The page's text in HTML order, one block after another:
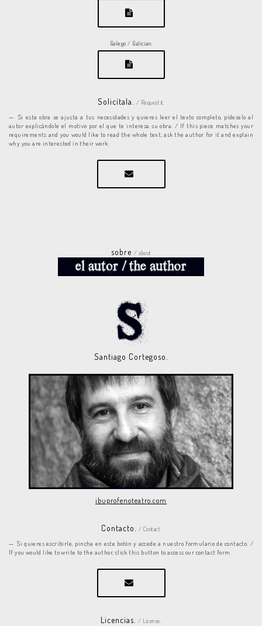
Galego / Galician.
Solicítala. / Request it.
Si esta obra se ajusta a tus necesidades y quieres leer el texto completo, pídeselo al
autor explicándole el motivo por el que te interesa su obra. / If this piece matches your
requirements and you would like to read the whole text, ask the author for it and explain
why you are interested in their work.
sobre/ about
Santiago Cortegoso.
ibuprofenoteatro.com
Contacto. / Contact.
Si quieres escribirle, pincha en este botón y accede a nuestro formulario de contacto. /
If you would like to write to the author, click this button to access our contact form.
Licencias. / License.